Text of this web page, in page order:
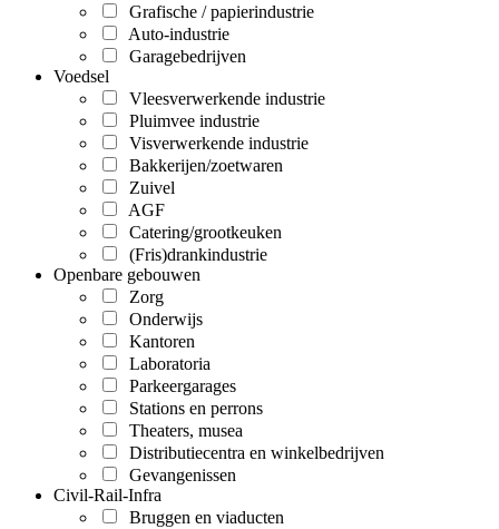
Grafische / papierindustrie
Auto-industrie
Garagebedrijven
Voedsel
Vleesverwerkende industrie
Pluimvee industrie
Visverwerkende industrie
Bakkerijen/zoetwaren
Zuivel
AGF
Catering/grootkeuken
(Fris)drankindustrie
Openbare gebouwen
Zorg
Onderwijs
Kantoren
Laboratoria
Parkeergarages
Stations en perrons
Theaters, musea
Distributiecentra en winkelbedrijven
Gevangenissen
Civil-Rail-Infra
Bruggen en viaducten